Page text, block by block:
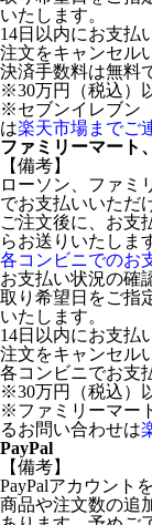
いたします。
14日以内にお支払
注文をキャンセル
決済手数料は無料
※30万円（税込）
※セブンイレブン
は楽天市場までご
ファミリーマート
【備考】
ローソン、ファミ
でお支払いいただ
ご注文後に、お支
らお送りいたしま
各コンビニでのお
お支払い状況の確
取り希望日をご指
いたします。
14日以内にお支払
注文をキャンセル
各コンビニでお支
※30万円（税込）
※ファミリーマー
るお問い合わせは
PayPal
【備考】
PayPalアカウント
商品や注文数の追